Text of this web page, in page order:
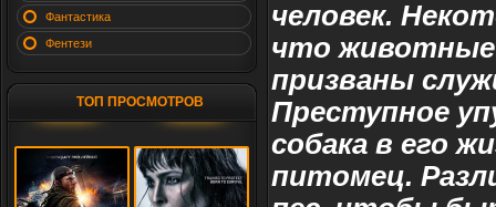
Фантастика
Фентези
ТОП ПРОСМОТРОВ
человек.
что
призваны
Преступное
собака в его
питомец.